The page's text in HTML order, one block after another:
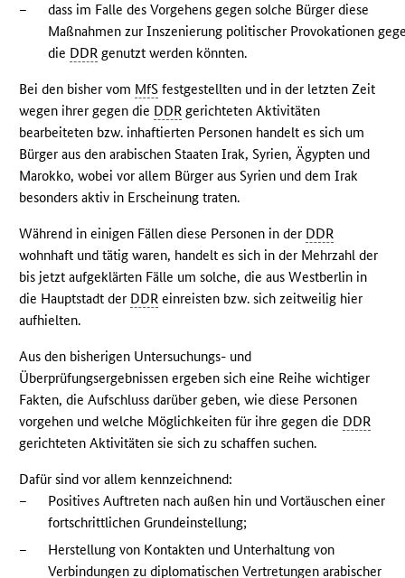
–
dass im Falle des Vorgehens gegen solche Bürger diese
Maßnahmen zur Inszenierung politischer Provokationen
die DDR genutzt werden könnten.
Bei den bisher vom MfS festgestellten und in der letzten Zeit
wegen ihrer gegen die DDR gerichteten Aktivitäten
bearbeiteten bzw. inhaftierten Personen handelt es sich um
Bürger aus den arabischen Staaten Irak, Syrien, Ägypten und
Marokko, wobei vor allem Bürger aus Syrien und dem Irak
besonders aktiv in Erscheinung traten.
Während in einigen Fällen diese Personen in der DDR
wohnhaft und tätig waren, handelt es sich in der Mehrzahl der
bis jetzt aufgeklärten Fälle um solche, die aus Westberlin in
die Hauptstadt der DDR einreisten bzw. sich zeitweilig hier
aufhielten.
Aus den bisherigen Untersuchungs- und
Überprüfungsergebnissen ergeben sich eine Reihe wichtiger
Fakten, die Aufschluss darüber geben, wie diese Personen
vorgehen und welche Möglichkeiten für ihre gegen die DDR
gerichteten Aktivitäten sie sich zu schaffen suchen.
Dafür sind vor allem kennzeichnend:
–
Positives Auftreten nach außen hin und Vortäuschen einer
fortschrittlichen Grundeinstellung;
–
Herstellung von Kontakten und Unterhaltung von
Verbindungen zu diplomatischen Vertretungen arabischer